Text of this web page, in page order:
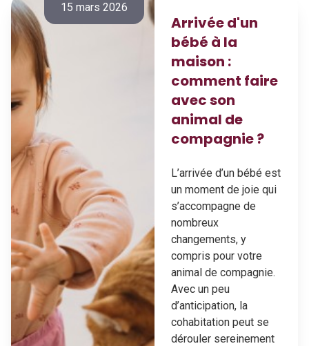
15 mars 2026
Arrivée d'un
bébé à la
maison :
comment faire
avec son
animal de
compagnie ?
L’arrivée d’un bébé est
un moment de joie qui
s’accompagne de
nombreux
changements, y
compris pour votre
animal de compagnie.
Avec un peu
d’anticipation, la
cohabitation peut se
dérouler sereinement